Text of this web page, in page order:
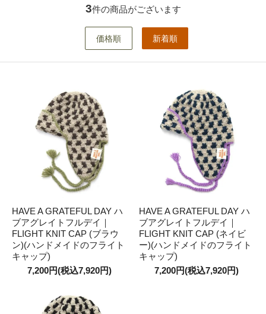
3件の商品がございます
価格順 新着順
HAVE A GRATEFUL DAY ハ
ブアグレイトフルデイ｜
FLIGHT KNIT CAP (ブラウ
ン)(ハンドメイドのフライト
キャップ)
7,200円(税込7,920円)
HAVE A GRATEFUL DAY ハ
ブアグレイトフルデイ｜
FLIGHT KNIT CAP (ネイビ
ー)(ハンドメイドのフライト
キャップ)
7,200円(税込7,920円)